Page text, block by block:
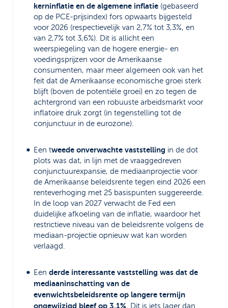
kerninflatie en de algemene inflatie (gebaseerd
op de PCE-prijsindex) fors opwaarts bijgesteld
voor 2026 (respectievelijk van 2,7% tot 3,3%, en
van 2,7% tot 3,6%). Dit is allicht een
weerspiegeling van de hogere energie- en
voedingsprijzen voor de Amerikaanse
consumenten, maar meer algemeen ook van het
feit dat de Amerikaanse economische groei sterk
blijft (boven de potentiële groei) en zo tegen de
achtergrond van een robuuste arbeidsmarkt voor
inflatoire druk zorgt (in tegenstelling tot de
conjunctuur in de eurozone).
Een tweede onverwachte vaststelling in de dot
plots was dat, in lijn met de vraaggedreven
conjunctuurexpansie, de mediaanprojectie voor
de Amerikaanse beleidsrente tegen eind 2026 een
renteverhoging met 25 basispunten suggereerde.
In de loop van 2027 verwacht de Fed een
duidelijke afkoeling van de inflatie, waardoor het
restrictieve niveau van de beleidsrente volgens de
mediaan-projectie opnieuw wat kan worden
verlaagd.
Een derde interessante vaststelling was dat de
mediaaninschatting van de
evenwichtsbeleidsrente op langere termijn
ongewijzigd bleef op 3,1% . Dit is iets lager dan